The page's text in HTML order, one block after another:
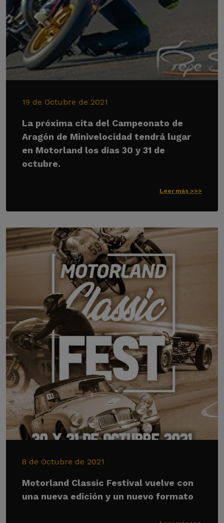
19 de Octubre de 2021
La próxima cita del Campeonato de
Aragón de Minivelocidad tendrá lugar
en Motorland los días 30 y 31 de
octubre.
Leer más >>>
8 de Octubre de 2021
Motorland Classic Festival vuelve con
una nueva edición y un nuevo formato